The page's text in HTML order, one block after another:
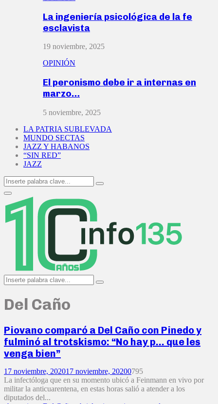
La ingeniería psicológica de la fe
esclavista
19 noviembre, 2025
OPINIÓN
El peronismo debe ir a internas en
marzo…
5 noviembre, 2025
LA PATRIA SUBLEVADA
MUNDO SECTAS
JAZZ Y HABANOS
“SIN RED”
JAZZ
Search
for:
Search
Primary
Menu
Search
for:
Search
Del Caño
Piovano comparó a Del Caño con Pinedo y
fulminó al trotskismo: “No hay p… que les
venga bien”
17 noviembre, 202017 noviembre, 20200795
La infectóloga que en su momento ubicó a Feinmann en vivo por
militar la anticuarentena, en estas horas salió a atender a los
diputados del...